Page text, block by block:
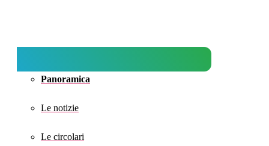
Panoramica
Le notizie
Le circolari